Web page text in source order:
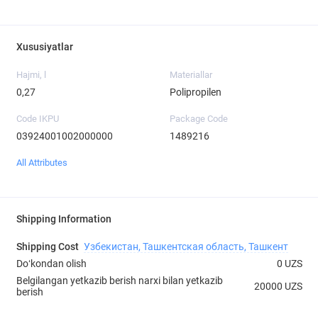
Xususiyatlar
Hajmi, l
0,27
Materiallar
Polipropilen
Code IKPU
03924001002000000
Package Code
1489216
All Attributes
Shipping Information
Shipping Cost Узбекистан, Ташкентская область, Ташкент
Doʻkondan olish
0 UZS
Belgilangan yetkazib berish narxi bilan yetkazib
berish
20000 UZS